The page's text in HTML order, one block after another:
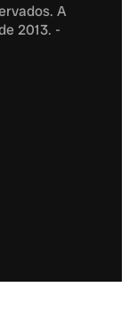
A
2013. -